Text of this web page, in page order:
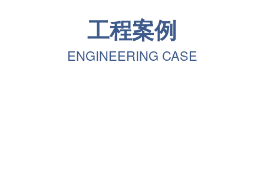
工程案例
ENGINEERING CASE